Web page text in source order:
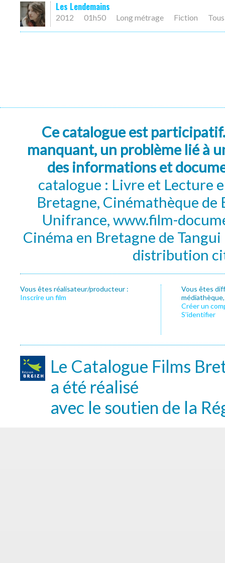
Les Lendemains
2012 01h50 Long métrage Fiction
Ce catalogue est
manquant, un problème lié à
des informations et
catalogue : Livre et Lecture
Bretagne, Cinémathèque de
Unifrance, www.film-
Cinéma en Bretagne de
distribution
Vous êtes réalisateur/producteur :
Inscrire un film
Vous êtes
Créer un
S’identifier
Le Catalogue Films
a été réalisé
avec le soutien de la